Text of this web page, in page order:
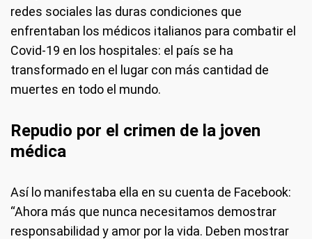
redes sociales las duras condiciones que
enfrentaban los médicos italianos para combatir el
Covid-19 en los hospitales: el país se ha
transformado en el lugar con más cantidad de
muertes en todo el mundo.
Repudio por el crimen de la joven
médica
Así lo manifestaba ella en su cuenta de Facebook:
“Ahora más que nunca necesitamos demostrar
responsabilidad y amor por la vida. Deben mostrar